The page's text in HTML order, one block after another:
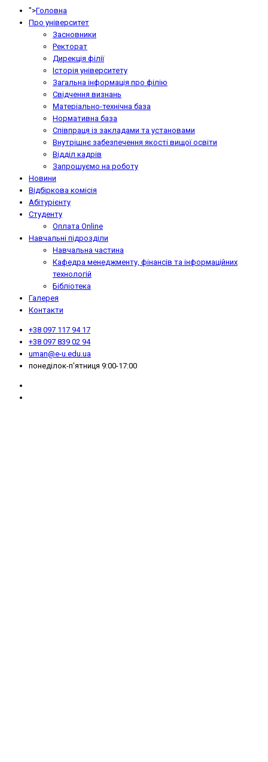
">Головна
Про університет
Засновники
Ректорат
Дирекція філії
Історія університету
Загальна інформація про філію
Свідчення визнань
Матеріально-технічна база
Нормативна база
Співпраця із закладами та установами
Внутрішнє забезпечення якості вищої освіти
Відділ кадрів
Запрошуємо на роботу
Новини
Відбіркова комісія
Абітурієнту
Студенту
Оплата Online
Навчальні підрозділи
Навчальна частина
Кафедра менеджменту, фінансів та інформаційних
технологій
Бібліотека
Галерея
Контакти
+38 097 117 94 17
+38 097 839 02 94
uman@e-u.edu.ua
понеділок-п'ятниця 9:00-17:00